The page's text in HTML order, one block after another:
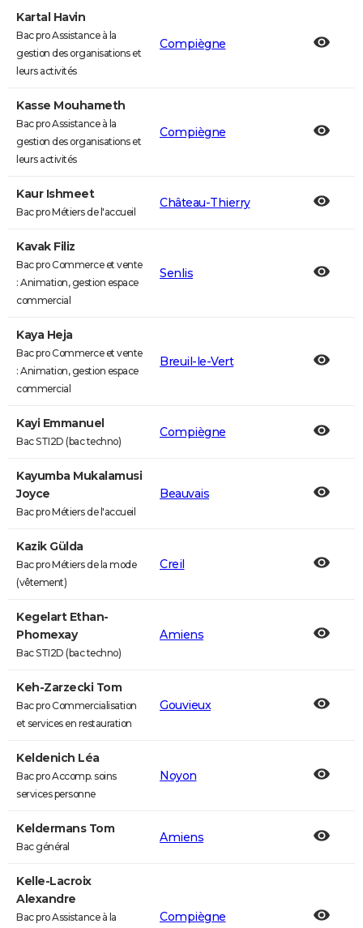
Kartal Havin
Bac pro Assistance à la
gestion des organisations et
leurs activités
Compiègne
Kasse Mouhameth
Bac pro Assistance à la
gestion des organisations et
leurs activités
Compiègne
Kaur Ishmeet
Bac pro Métiers de l'accueil
Château-Thierry
Kavak Filiz
Bac pro Commerce et vente
: Animation, gestion espace
commercial
Senlis
Kaya Heja
Bac pro Commerce et vente
: Animation, gestion espace
commercial
Breuil-le-Vert
Kayi Emmanuel
Bac STI2D (bac techno)
Compiègne
Kayumba Mukalamusi
Joyce
Bac pro Métiers de l'accueil
Beauvais
Kazik Gülda
Bac pro Métiers de la mode
(vêtement)
Creil
Kegelart Ethan-
Phomexay
Bac STI2D (bac techno)
Amiens
Keh-Zarzecki Tom
Bac pro Commercialisation
et services en restauration
Gouvieux
Keldenich Léa
Bac pro Accomp. soins
services personne
Noyon
Keldermans Tom
Bac général
Amiens
Kelle-Lacroix
Alexandre
Bac pro Assistance à la
Compiègne